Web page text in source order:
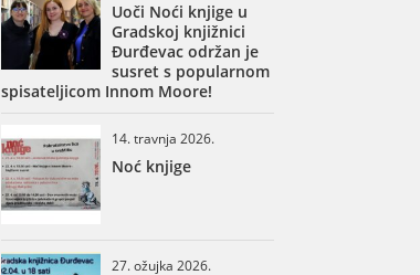
Uoči Noći knjige u
Gradskoj knjižnici
Đurđevac održan je
susret s popularnom
spisateljicom Innom Moore!
14. travnja 2026.
Noć knjige
27. ožujka 2026.